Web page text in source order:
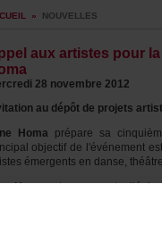
» NOUVELLES